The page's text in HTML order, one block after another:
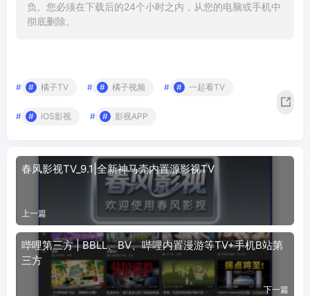
负。您必须在下载后的24个小时之内，从您的电脑或手机中
彻底删除。
# 橘子TV # 橘子视频 # 一起看TV
# iOS影视 # 影视APP
春风影视TV_9.1|全新神马壳内置源影视TV
上一篇
哔哩第三方 | BBLL、BV、哔哩内置漫游等TV+手机B站第
三方
下一篇